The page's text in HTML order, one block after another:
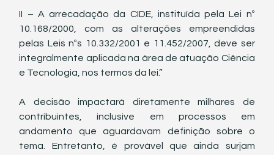
II – A arrecadação da CIDE, instituída pela Lei nº
10.168/2000, com as alterações empreendidas
pelas Leis nºs 10.332/2001 e 11.452/2007, deve ser
integralmente aplicada na área de atuação Ciência
e Tecnologia, nos termos da lei.”
A decisão impactará diretamente milhares de
contribuintes, inclusive em processos em
andamento que aguardavam definição sobre o
tema. Entretanto, é provável que ainda surjam